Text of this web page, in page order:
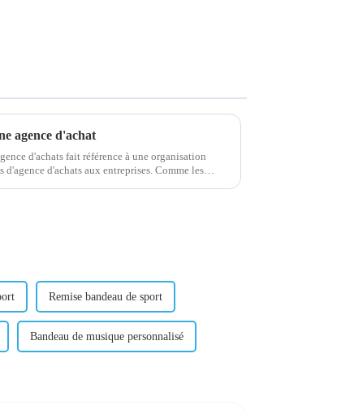
agence d'achat
d'achats fait référence à une organisation
d'achats aux entreprises. Comme les
Remise bandeau de sport
Bandeau de musique personnalisé